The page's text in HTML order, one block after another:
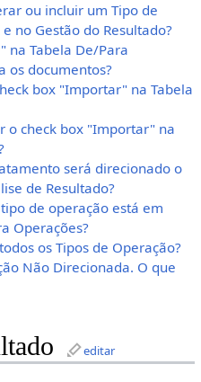
ou incluir um Tipo de
no Gestão do Resultado?
na Tabela De/Para
os documentos?
box "Importar" na Tabela
o check box "Importar" na
será direcionado o
de Resultado?
de operação está em
Operações?
os Tipos de Operação?
Não Direcionada. O que
editar